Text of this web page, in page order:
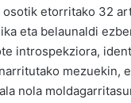
etorritako 32
eta belaunaldi
introspekziora,
mezuekin,
nola